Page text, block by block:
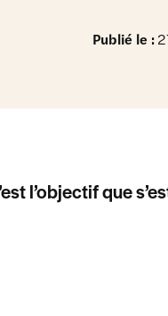
Publié le :
l’objectif que